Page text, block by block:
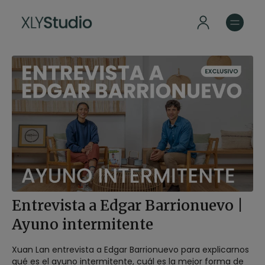
Entrevista a Edgar Barrionuevo |
Ayuno intermitente
Xuan Lan entrevista a Edgar Barrionuevo para explicarnos
qué es el ayuno intermitente, cuál es la mejor forma de